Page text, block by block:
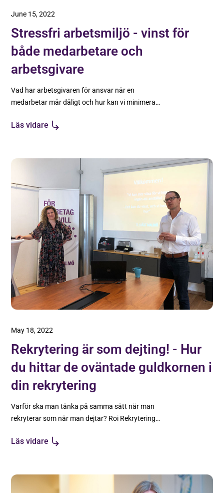
June 15, 2022
Stressfri arbetsmiljö - vinst för
både medarbetare och
arbetsgivare
Vad har arbetsgivaren för ansvar när en
medarbetar mår dåligt och hur kan vi minimera
Sammanfattning från frukostseminarium.
Läs vidare
May 18, 2022
Rekrytering är som dejting! - Hur
du hittar de oväntade guldkornen i
din rekrytering
Varför ska man tänka på samma sätt när man
rekryterar som när man dejtar? Roi Rekrytering
hitta de bästa kandidaterna.
Läs vidare